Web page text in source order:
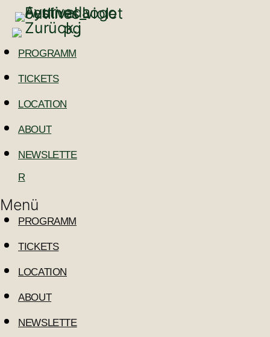
PROGRAMM
TICKETS
LOCATION
ABOUT
NEWSLETTE
R
Menü
PROGRAMM
TICKETS
LOCATION
ABOUT
NEWSLETTE